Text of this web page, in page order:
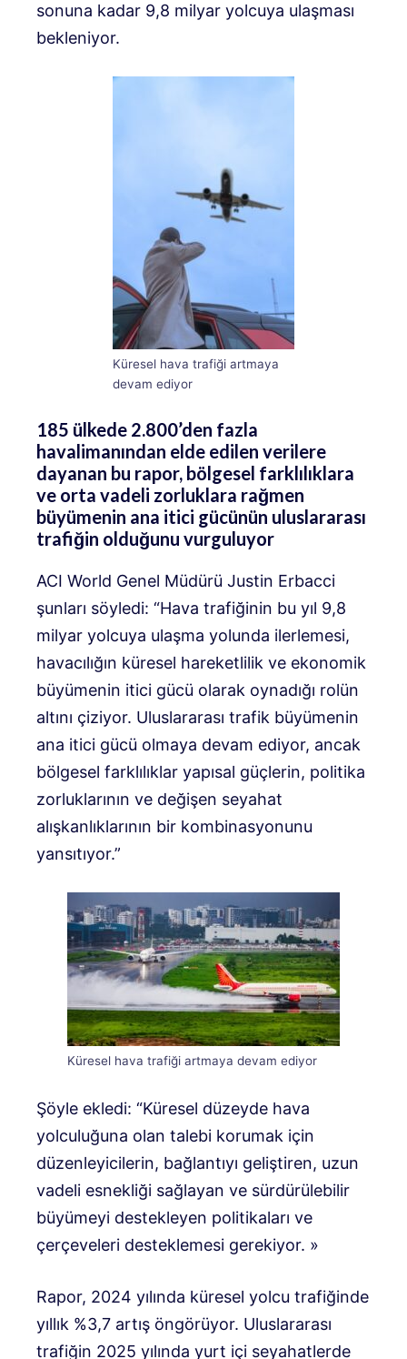
sonuna kadar 9,8 milyar yolcuya ulaşması
bekleniyor.
Küresel hava trafiği artmaya
devam ediyor
185 ülkede 2.800’den fazla
havalimanından elde edilen verilere
dayanan bu rapor, bölgesel farklılıklara
ve orta vadeli zorluklara rağmen
büyümenin ana itici gücünün uluslararası
trafiğin olduğunu vurguluyor
ACI World Genel Müdürü Justin Erbacci
şunları söyledi: “Hava trafiğinin bu yıl 9,8
milyar yolcuya ulaşma yolunda ilerlemesi,
havacılığın küresel hareketlilik ve ekonomik
büyümenin itici gücü olarak oynadığı rolün
altını çiziyor. Uluslararası trafik büyümenin
ana itici gücü olmaya devam ediyor, ancak
bölgesel farklılıklar yapısal güçlerin, politika
zorluklarının ve değişen seyahat
alışkanlıklarının bir kombinasyonunu
yansıtıyor.”
Küresel hava trafiği artmaya devam ediyor
Şöyle ekledi: “Küresel düzeyde hava
yolculuğuna olan talebi korumak için
düzenleyicilerin, bağlantıyı geliştiren, uzun
vadeli esnekliği sağlayan ve sürdürülebilir
büyümeyi destekleyen politikaları ve
çerçeveleri desteklemesi gerekiyor. »
Rapor, 2024 yılında küresel yolcu trafiğinde
yıllık %3,7 artış öngörüyor. Uluslararası
trafiğin 2025 yılında yurt içi seyahatlerde